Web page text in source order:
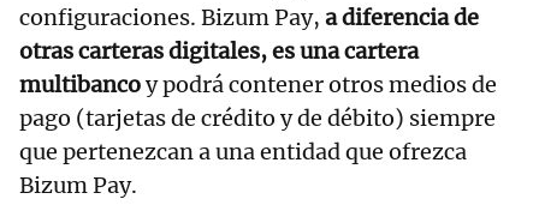
configuraciones. Bizum Pay, a diferencia de
otras carteras digitales, es una cartera
multibancoy podrá contener otros medios de
pago (tarjetas de crédito y de débito) siempre
que pertenezcan a una entidad que ofrezca
Bizum Pay.